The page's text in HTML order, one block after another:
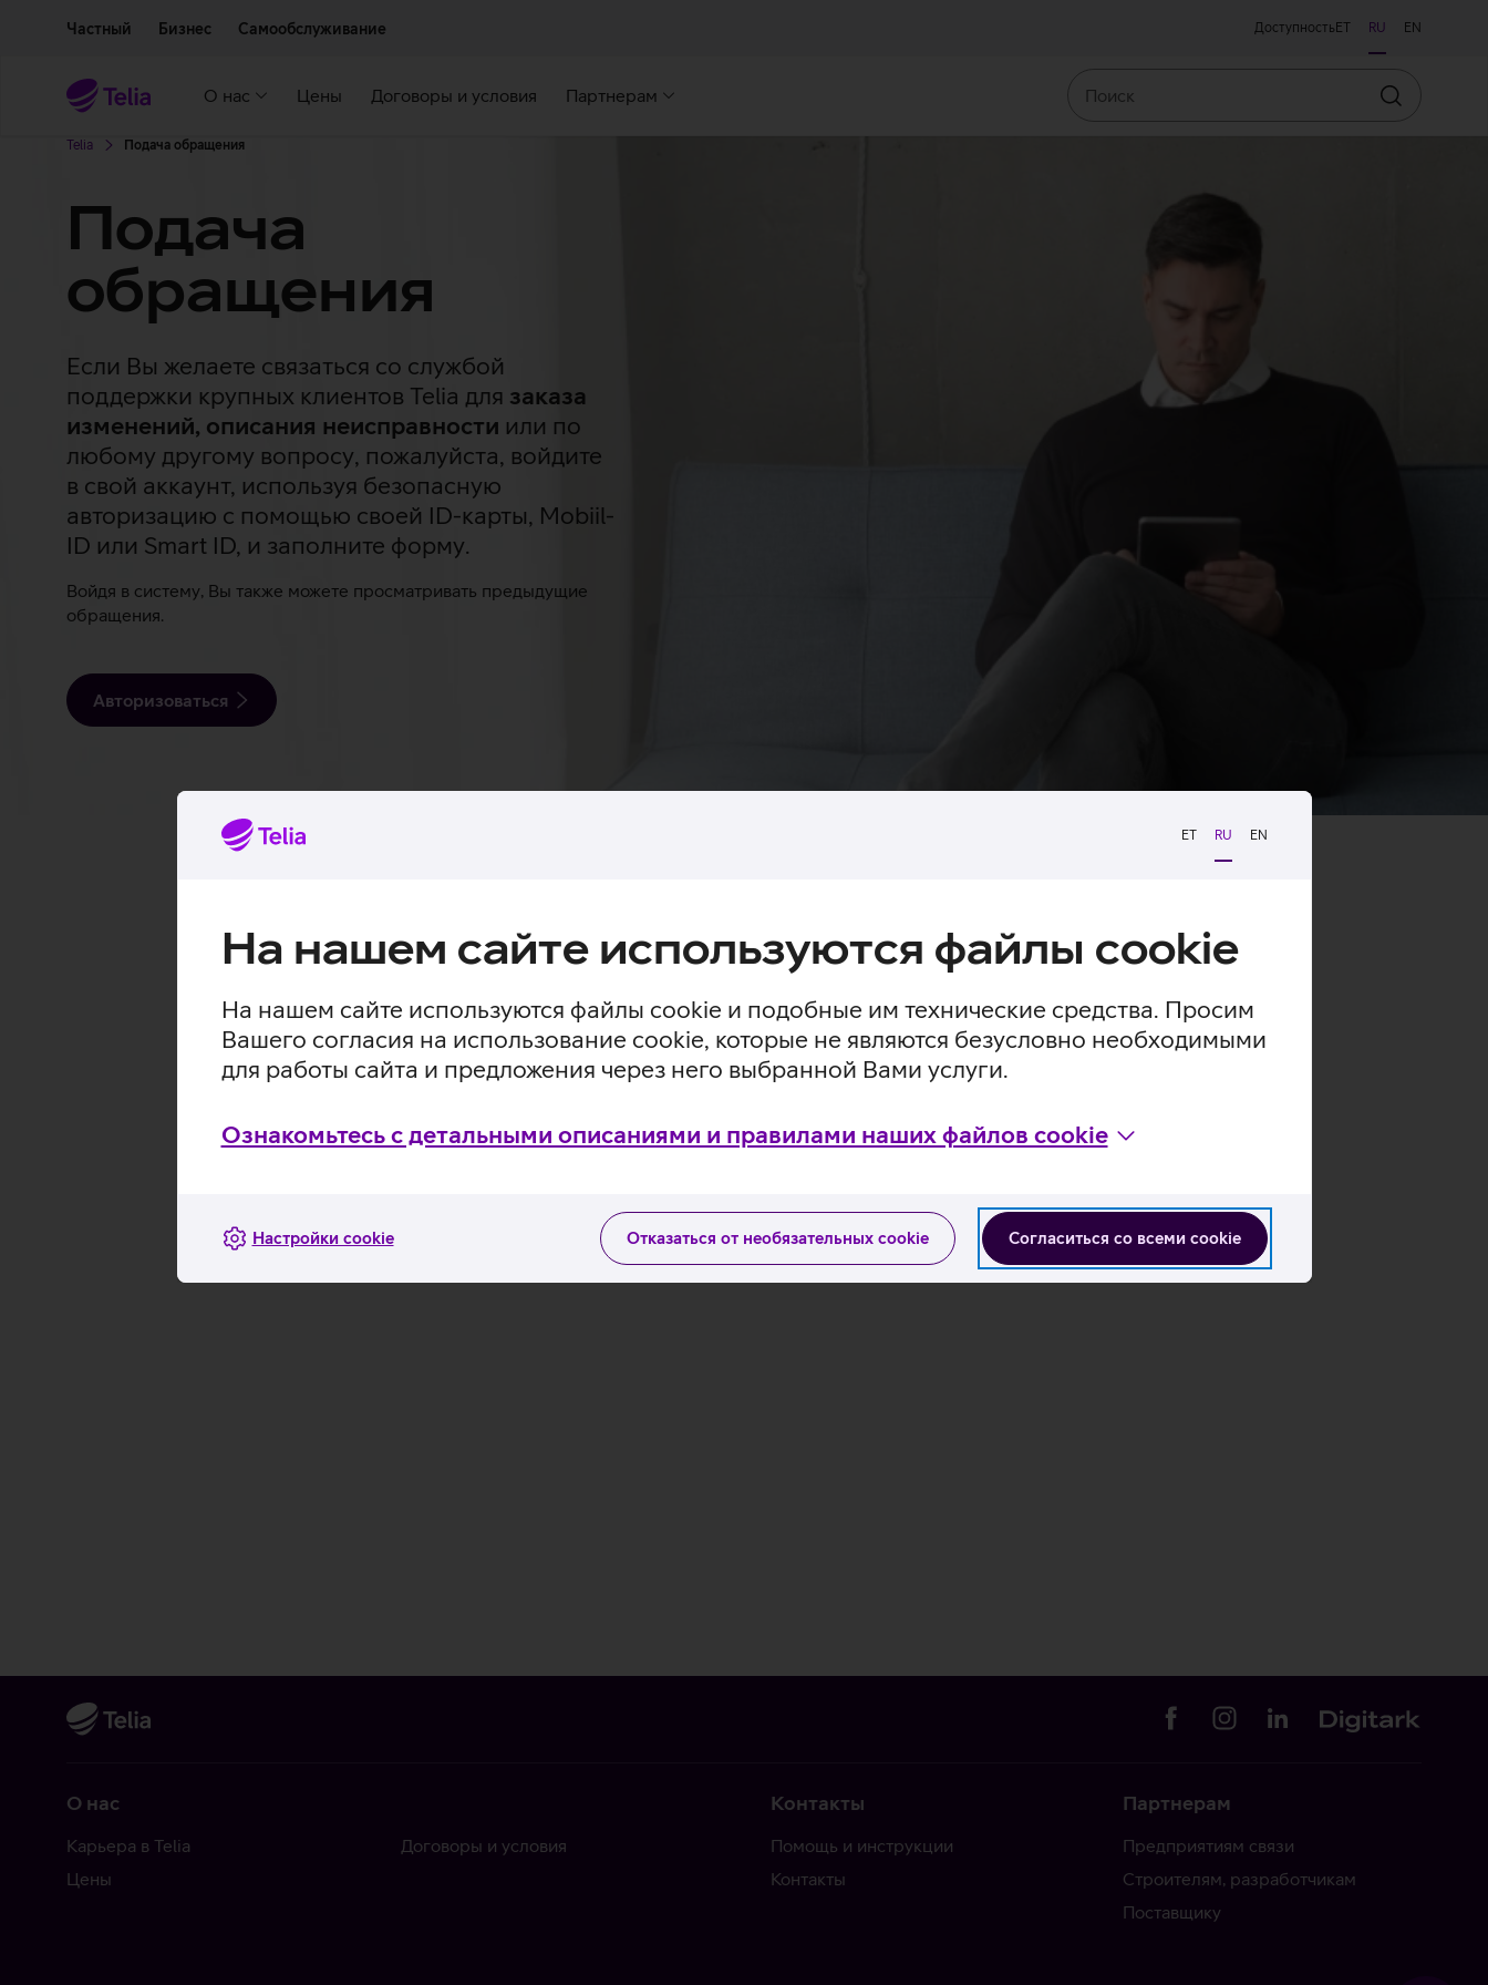
ET RU EN
На нашем сайте используются файлы cookie
На нашем сайте используются файлы cookie и подобные им технические средства. Просим
Вашего согласия на использование cookie, которые не являются безусловно необходимыми
для работы сайта и предложения через него выбранной Вами услуги.
Ознакомьтесь с детальными описаниями и правилами наших файлов cookie
Согласиться со всеми cookie
Отказаться от необязательных cookie
Настройки cookie
Частный Бизнес Самообслуживание Доступность ET RU EN
О нас Цены Договоры и условия Партнерам
Искать
Telia Подача обращения
Подача
обращения
Если Вы желаете связаться со службой
поддержки крупных клиентов Telia для заказа
изменений, описания неисправности или по
любому другому вопросу, пожалуйста, войдите
в свой аккаунт, используя безопасную
авторизацию с помощью своей ID-карты, Mobiil-
ID или Smart ID, и заполните форму.
Войдя в систему, Вы также можете просматривать предыдущие
обращения.
Авторизоваться
О нас
Карьера в Telia
Цены
Договоры и условия
Контакты
Помощь и инструкции
Контакты
Партнерам
Предприятиям связи
Строителям, разработчикам
Поставщику